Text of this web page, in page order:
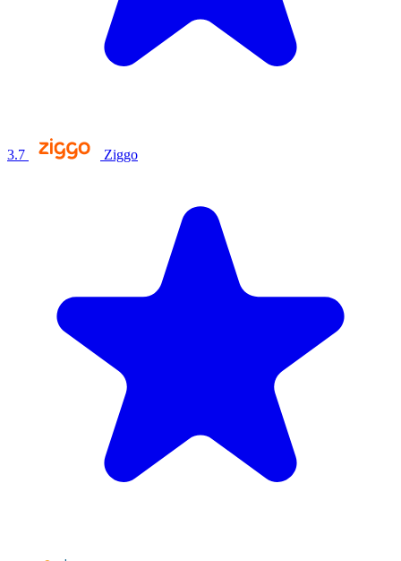
3.7 Ziggo